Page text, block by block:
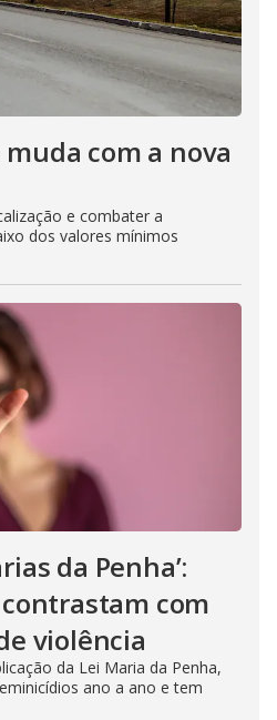
com a nova
e combater a
dos valores mínimos
da Penha’:
com
violência
da Lei Maria da Penha,
ano a ano e tem